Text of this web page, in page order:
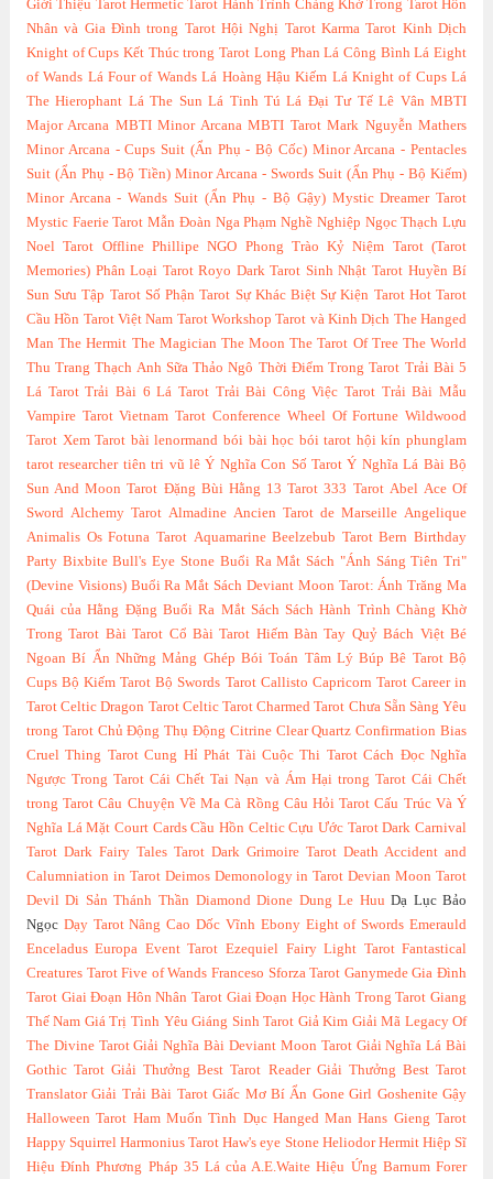
Giới Thiệu Tarot Hermetic Tarot Hành Trình Chàng Khờ Trong Tarot Hôn
Nhân và Gia Đình trong Tarot Hội Nghị Tarot Karma Tarot Kinh Dịch
Knight of Cups Kết Thúc trong Tarot Long Phan Lá Công Bình Lá Eight
of Wands Lá Four of Wands Lá Hoàng Hậu Kiếm Lá Knight of Cups Lá
The Hierophant Lá The Sun Lá Tinh Tú Lá Đại Tư Tế Lê Vân MBTI
Major Arcana MBTI Minor Arcana MBTI Tarot Mark Nguyễn Mathers
Minor Arcana - Cups Suit (Ẩn Phụ - Bộ Cốc) Minor Arcana - Pentacles
Suit (Ẩn Phụ - Bộ Tiền) Minor Arcana - Swords Suit (Ẩn Phụ - Bộ Kiếm)
Minor Arcana - Wands Suit (Ẩn Phụ - Bộ Gậy) Mystic Dreamer Tarot
Mystic Faerie Tarot Mẫn Đoàn Nga Phạm Nghề Nghiệp Ngọc Thạch Lựu
Noel Tarot Offline Phillipe NGO Phong Trào Kỷ Niệm Tarot (Tarot
Memories) Phân Loại Tarot Royo Dark Tarot Sinh Nhật Tarot Huyền Bí
Sun Sưu Tập Tarot Số Phận Tarot Sự Khác Biệt Sự Kiện Tarot Hot Tarot
Cầu Hồn Tarot Việt Nam Tarot Workshop Tarot và Kinh Dịch The Hanged
Man The Hermit The Magician The Moon The Tarot Of Tree The World
Thu Trang Thạch Anh Sữa Thảo Ngô Thời Điểm Trong Tarot Trải Bài 5
Lá Tarot Trải Bài 6 Lá Tarot Trải Bài Công Việc Tarot Trải Bài Mẫu
Vampire Tarot Vietnam Tarot Conference Wheel Of Fortune Wildwood
Tarot Xem Tarot bài lenormand bói bài học bói tarot hội kín phunglam
tarot researcher tiên tri vũ lê Ý Nghĩa Con Số Tarot Ý Nghĩa Lá Bài Bộ
Sun And Moon Tarot Đặng Bùi Hằng 13 Tarot 333 Tarot Abel Ace Of
Sword Alchemy Tarot Almadine Ancien Tarot de Marseille Angelique
Animalis Os Fotuna Tarot Aquamarine Beelzebub Tarot Bern Birthday
Party Bixbite Bull's Eye Stone Buổi Ra Mắt Sách "Ánh Sáng Tiên Tri"
(Devine Visions) Buổi Ra Mắt Sách Deviant Moon Tarot: Ánh Trăng Ma
Quái của Hằng Đặng Buổi Ra Mắt Sách Sách Hành Trình Chàng Khờ
Trong Tarot Bài Tarot Cổ Bài Tarot Hiếm Bàn Tay Quỷ Bách Việt Bé
Ngoan Bí Ẩn Những Mảng Ghép Bói Toán Tâm Lý Búp Bê Tarot Bộ
Cups Bộ Kiếm Tarot Bộ Swords Tarot Callisto Capricorn Tarot Career in
Tarot Celtic Dragon Tarot Celtic Tarot Charmed Tarot Chưa Sẵn Sàng Yêu
trong Tarot Chủ Động Thụ Động Citrine Clear Quartz Confirmation Bias
Cruel Thing Tarot Cung Hỉ Phát Tài Cuộc Thi Tarot Cách Đọc Nghĩa
Ngược Trong Tarot Cái Chết Tai Nạn và Ám Hại trong Tarot Cái Chết
trong Tarot Câu Chuyện Về Ma Cà Rồng Câu Hỏi Tarot Cấu Trúc Và Ý
Nghĩa Lá Mặt Court Cards Cầu Hồn Celtic Cựu Ước Tarot Dark Carnival
Tarot Dark Fairy Tales Tarot Dark Grimoire Tarot Death Accident and
Calumniation in Tarot Deimos Demonology in Tarot Devian Moon Tarot
Devil Di Sản Thánh Thần Diamond Dione Dung Le Huu Dạ Lục Bảo
Ngọc Dạy Tarot Nâng Cao Dốc Vĩnh Ebony Eight of Swords Emerauld
Enceladus Europa Event Tarot Ezequiel Fairy Light Tarot Fantastical
Creatures Tarot Five of Wands Franceso Sforza Tarot Ganymede Gia Đình
Tarot Giai Đoạn Hôn Nhân Tarot Giai Đoạn Học Hành Trong Tarot Giang
Thế Nam Giá Trị Tình Yêu Giáng Sinh Tarot Giả Kim Giải Mã Legacy Of
The Divine Tarot Giải Nghĩa Bài Deviant Moon Tarot Giải Nghĩa Lá Bài
Gothic Tarot Giải Thưởng Best Tarot Reader Giải Thưởng Best Tarot
Translator Giải Trải Bài Tarot Giấc Mơ Bí Ẩn Gone Girl Goshenite Gậy
Halloween Tarot Ham Muốn Tình Dục Hanged Man Hans Gieng Tarot
Happy Squirrel Harmonius Tarot Haw's eye Stone Heliodor Hermit Hiệp Sĩ
Hiệu Đính Phương Pháp 35 Lá của A.E.Waite Hiệu Ứng Barnum Forer